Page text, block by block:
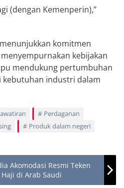
(dengan Kemenperin),”
komitmen
kebijakan
mendukung pertumbuhan
industri dalam
Perdaganan
Produk dalam negeri
Akomodasi Resmi Teken
di Arab Saudi